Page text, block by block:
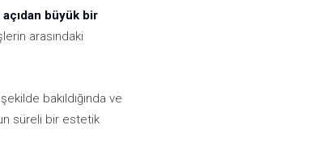
büyük bir
arasındaki
bakıldığında ve
süreli bir estetik